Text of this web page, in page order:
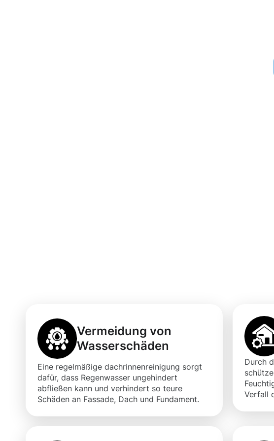
Vermeidung von
Wasserschäden
Eine regelmäßige dachrinnenreinigung sorgt
dafür, dass Regenwasser ungehindert
abfließen kann und verhindert so teure
Schäden an Fassade, Dach und Fundament.
Durch
Verfall